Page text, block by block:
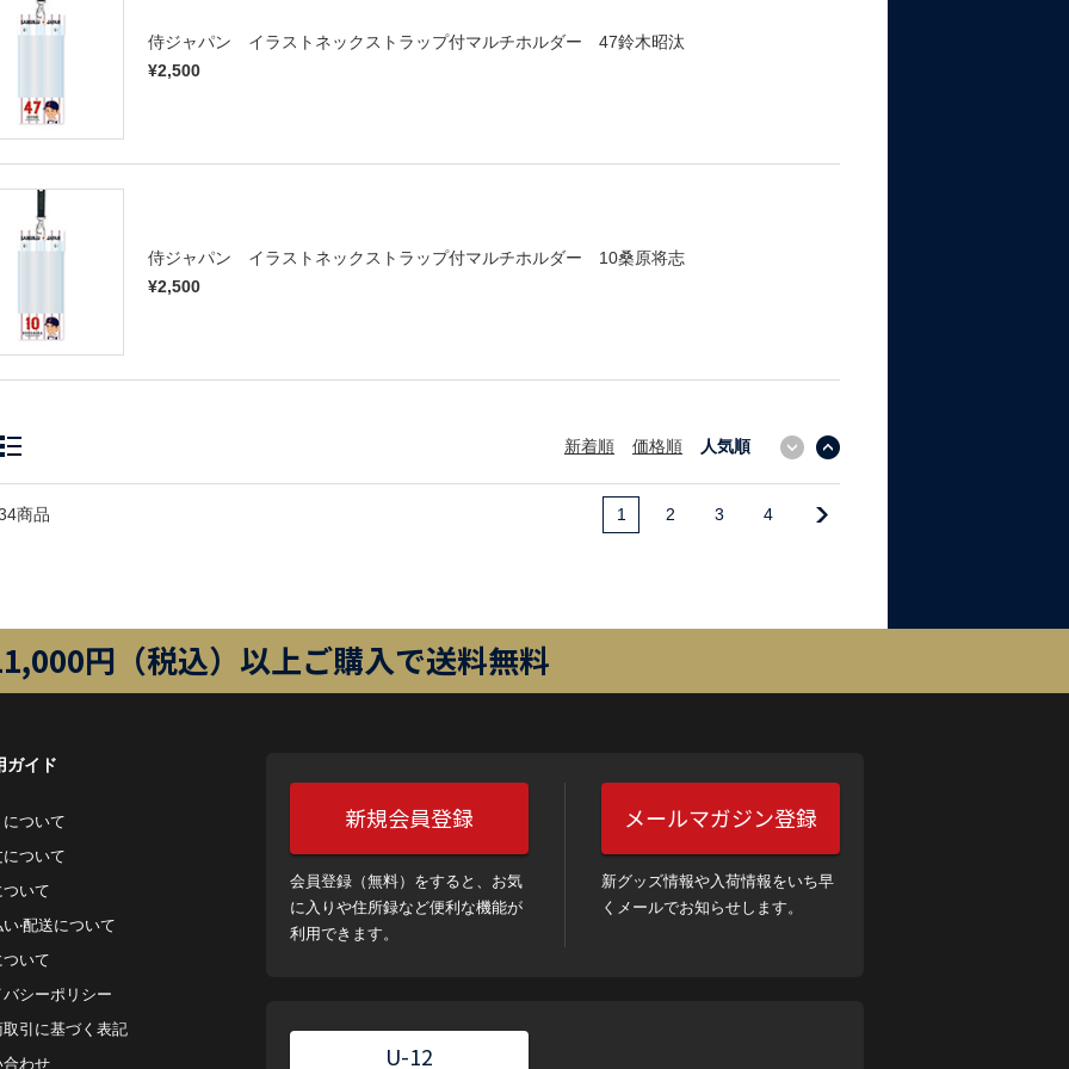
侍ジャパン イラストネックストラップ付マルチホルダー 47鈴木昭汰
¥2,500
侍ジャパン イラストネックストラップ付マルチホルダー 10桑原将志
¥2,500
新着順 価格順 人気順
商品 1 2 3 4
円（税込）以上ご購入で送料無料
ガイド
ついて
ついて
いて
‧配送について
いて
シーポリシー
取引に基づく表記
合わせ
新規会員登録
会員登録（無料）をすると、お気
に入りや住所録など便利な機能が
利用できます。
メールマガジン登録
新グッズ情報や入荷情報をいち早
くメールでお知らせします。
U-12